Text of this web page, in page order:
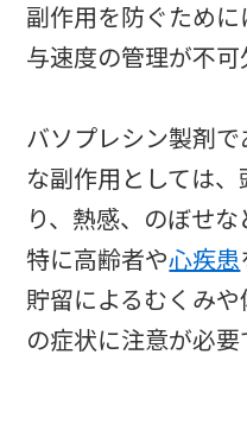
副作用を防ぐため
与速度の管理が不可
バソプレシン製剤で
な副作用としては
り、熱感、のぼせな
特に高齢者や心疾患
貯留によるむくみ
の症状に注意が必要